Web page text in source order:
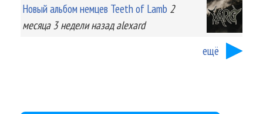
Новый альбом немцев Teeth of Lamb 2
месяца 3 неделиназад alexard
ещё